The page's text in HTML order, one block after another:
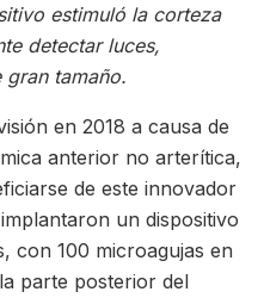
estimuló la corteza
detectar luces,
tamaño.
en 2018 a causa de
anterior no arterítica,
de este innovador
un dispositivo
con 100 microagujas en
parte posterior del